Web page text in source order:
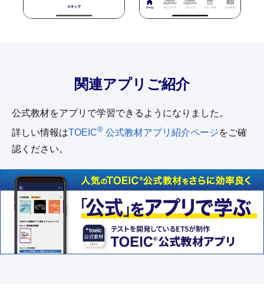
関連アプリご紹介
公式教材をアプリで学習できるようになりました。
詳しい情報はTOEIC® 公式教材アプリ紹介ページをご確
認ください。